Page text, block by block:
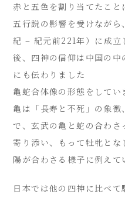
赤と五色を割り当てたこ
五行説の影響を受けなが
紀 – 紀元前221年）に成立
後、四神の信仰は中国の
にも伝わりました
亀蛇合体像の形態をしてい
亀は「長寿と不死」の象
で、玄武の亀と蛇の合わ
寄り添い、もって牡牝と
陽が合わさる様子に例えて
日本では他の四神に比べ